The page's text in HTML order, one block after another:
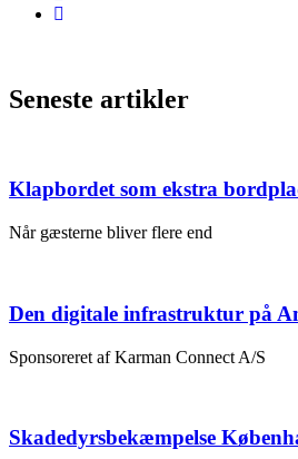
Seneste artikler
Klapbordet som ekstra
Når gæsterne bliver flere end
Den digitale infrastruktur på
Sponsoreret af Karman Connect A/S
Skadedyrsbekæmpelse